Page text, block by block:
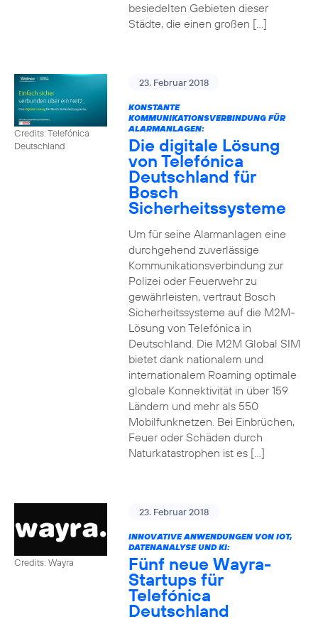
besiedelten Gebieten dieser
Städte, die einen großen […]
Credits: Telefónica
Deutschland
23. Februar 2018
KONSTANTE
KOMMUNIKATIONSVERBINDUNG FÜR
ALARMANLAGEN:
Die digitale Lösung
von Telefónica
Deutschland für
Bosch
Sicherheitssysteme
Um für seine Alarmanlagen eine
durchgehend zuverlässige
Kommunikationsverbindung zur
Polizei oder Feuerwehr zu
gewährleisten, vertraut Bosch
Sicherheitssysteme auf die M2M-
Lösung von Telefónica in
Deutschland. Die M2M Global SIM
bietet dank nationalem und
internationalem Roaming optimale
globale Konnektivität in über 159
Ländern und mehr als 550
Mobilfunknetzen. Bei Einbrüchen,
Feuer oder Schäden durch
Naturkatastrophen ist es […]
Credits: Wayra
23. Februar 2018
INNOVATIVE ANWENDUNGEN VON IOT,
DATENANALYSE UND KI:
Fünf neue Wayra-
Startups für
Telefónica
Deutschland